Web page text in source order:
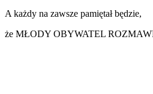
A każdy na zawsze pamiętał będzie,
że MŁODY OBYWATEL